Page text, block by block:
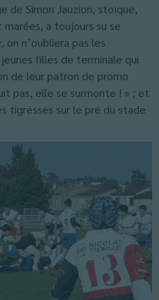
de Simon Jauzion, stoïque,
a toujours su se
n’oubliera pas les
filles de terminale qui
de leur patron de promo
pas, elle se surmonte ! » ; et
tigresses sur le pré du stade